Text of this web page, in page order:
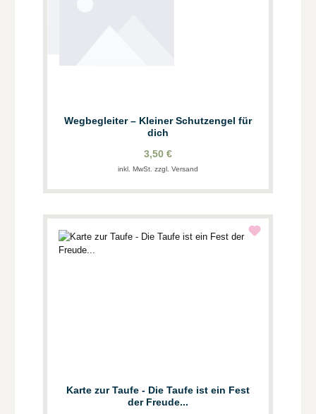
Wegbegleiter – Kleiner Schutzengel für
dich
3,50 €
inkl. MwSt. zzgl. Versand
Karte zur Taufe - Die Taufe ist ein Fest
der Freude...